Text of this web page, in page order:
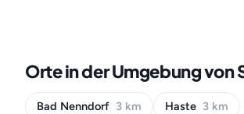
Orte in der Umgebung von
Bad Nenndorf 3 km Haste 3 km